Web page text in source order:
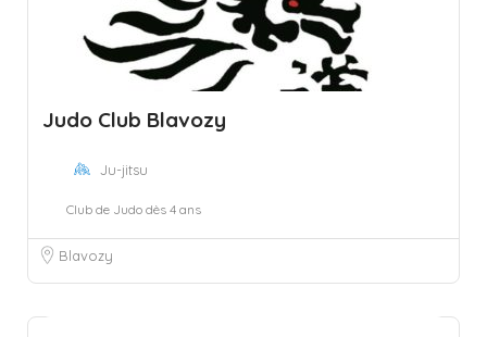
Judo Club Blavozy
Ju-jitsu
Club de Judo dès 4 ans
Blavozy